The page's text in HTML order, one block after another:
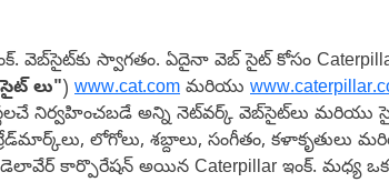
వెబ్‌సైట్‌కు స్వాగతం. ఏదైనా వెబ్ సైట్ కోసం
లు") www.cat.com మరియు
నిర్వహించబడే అన్ని నెట్‌వర్క్ వెబ్‌సైట్‌లు మరియు
లోగోలు, శబ్దాలు, సంగీతం, కళాకృతులు
కార్పొరేషన్ అయిన Caterpillar ఇంక్. మధ్య